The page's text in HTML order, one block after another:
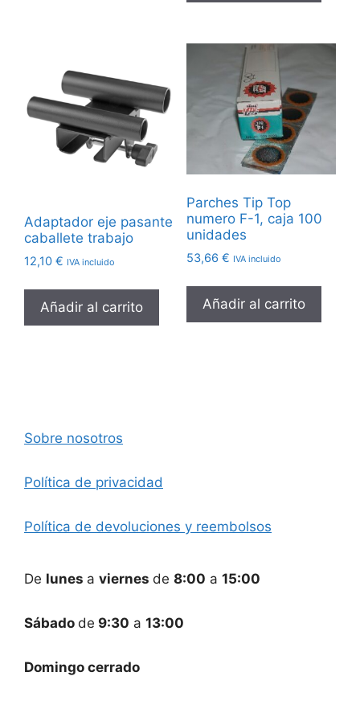
Adaptador eje pasante
caballete trabajo
12,10 € IVA incluido
Añadir al carrito
Parches Tip Top
numero F-1, caja 100
unidades
53,66 € IVA incluido
Añadir al carrito
Sobre nosotros
Política de privacidad
Política de devoluciones y reembolsos
De lunes a viernes de 8:00 a 15:00
Sábado de 9:30 a 13:00
Domingo cerrado